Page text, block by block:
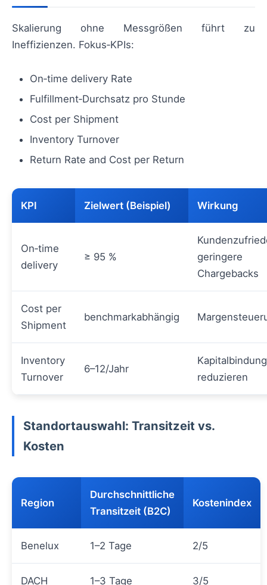
Skalierung ohne Messgrößen führt zu
Ineffizienzen. Fokus‑KPIs:
On‑time delivery Rate
Fulfillment‑Durchsatz pro Stunde
Cost per Shipment
Inventory Turnover
Return Rate and Cost per Return
KPI Zielwert (Beispiel) Wirkung
On‑time
delivery
≥ 95 %
geringere
Chargebacks
Cost per
Shipment
benchmarkabhängig
Inventory
Turnover
6–12/Jahr
Kapitalbindung
reduzieren
Standortauswahl: Transitzeit vs.
Kosten
Region
Durchschnittliche
Transitzeit (B2C)
Kostenindex
Benelux 1–2 Tage 2/5
DACH 1–3 Tage 3/5